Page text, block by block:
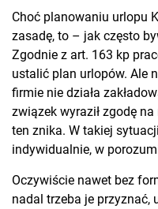
Choć planowaniu urlopu
zasadę, to – jak często
Zgodnie z art. 163 kp
ustalić plan urlopów. Ale
firmie nie działa
związek wyraził zgodę
ten znika. W takiej
indywidualnie, w
Oczywiście nawet bez
nadal trzeba je przyznać,